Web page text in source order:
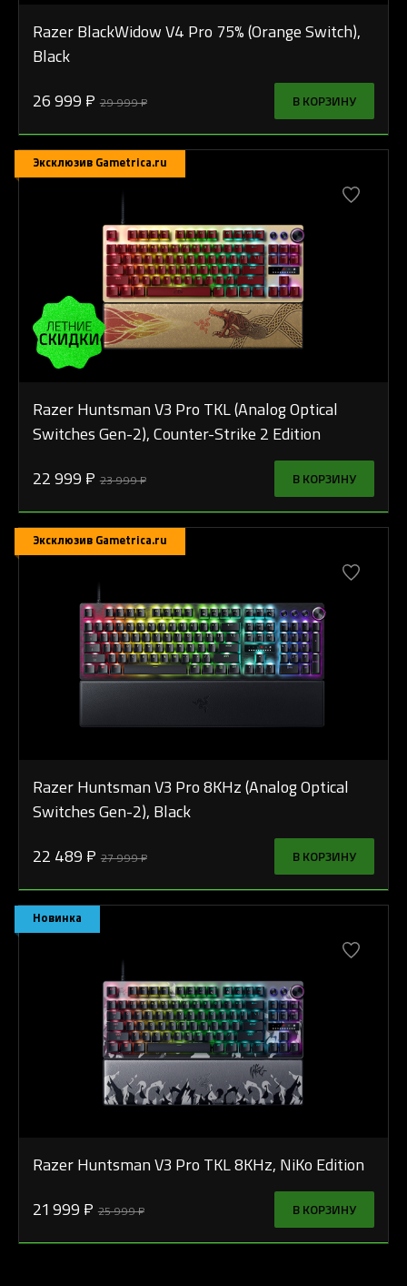
Razer BlackWidow V4 Pro 75% (Orange Switch),
Black
26 999 ₽ 29 999 ₽ В КОРЗИНУ
Эксклюзив Gametrica.ru
Razer Huntsman V3 Pro TKL (Analog Optical
Switches Gen-2), Counter-Strike 2 Edition
22 999 ₽ 23 999 ₽ В КОРЗИНУ
Эксклюзив Gametrica.ru
Razer Huntsman V3 Pro 8KHz (Analog Optical
Switches Gen-2), Black
22 489 ₽ 27 999 ₽ В КОРЗИНУ
Новинка
Razer Huntsman V3 Pro TKL 8KHz, NiKo Edition
21 999 ₽ 25 999 ₽ В КОРЗИНУ